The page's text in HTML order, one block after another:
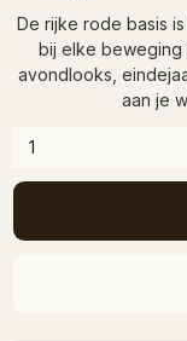
De rijke rode basis
bij elke beweging
avondlooks,
aan je